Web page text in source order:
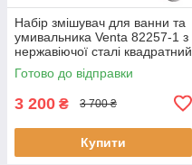
Набір змішувач для ванни та
умивальника Venta 82257-1 з
нержавіючої сталі квадратний
матовий сатин
Готово до відправки
3 200 ₴ 3 700 ₴
Купити